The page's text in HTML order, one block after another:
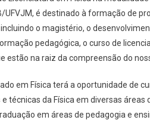
UFVJM, é destinado à formação de
o magistério, o
pedagógica, o curso de
estão na raiz da compreensão do
em Física terá a oportunidade de
técnicas da Física em diversas
em áreas de pedagogia e